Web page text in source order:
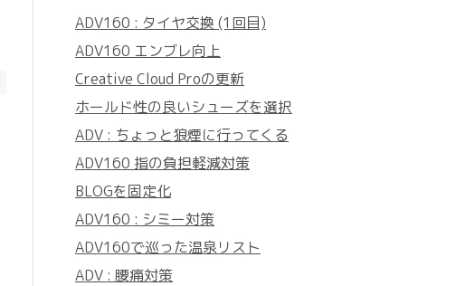
ADV160 : タイヤ交換 (1回目)
ADV160 エンブレ向上
Creative Cloud Proの更新
ホールド性の良いシューズを選択
ADV : ちょっと狼煙に行ってくる
ADV160 指の負担軽減対策
BLOGを固定化
ADV160 : シミー対策
ADV160で巡った温泉リスト
ADV : 腰痛対策